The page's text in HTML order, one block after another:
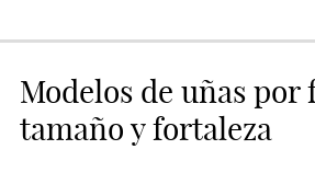
Modelos de uñas por
tamaño y fortaleza